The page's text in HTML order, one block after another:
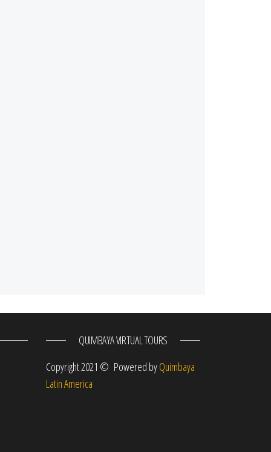
QUIMBAYA VIRTUAL TOURS
Copyright 2021 © Powered byQuimbaya
Latin America